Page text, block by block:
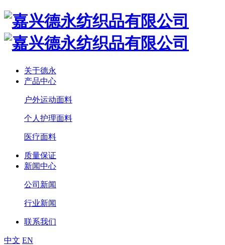
关于德永
产品中心
户外运动面料
个人护理面料
医疗面料
质量保证
新闻中心
公司新闻
行业新闻
联系我们
中文 EN